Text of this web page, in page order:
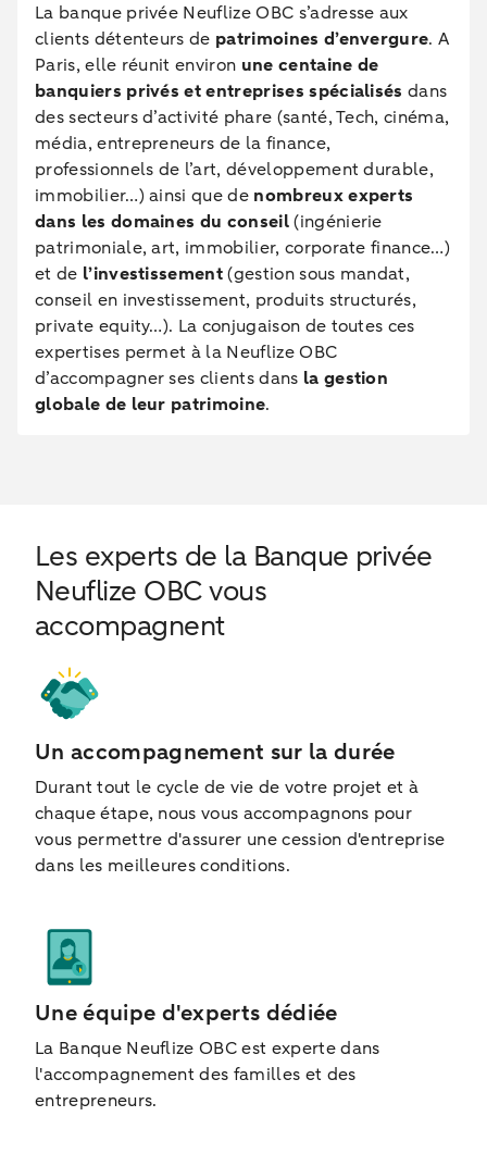
La banque privée Neuflize OBC s’adresse aux
clients détenteurs de patrimoines d’envergure. A
Paris, elle réunit environ une centaine de
banquiers privés et entreprises spécialisés dans
des secteurs d’activité phare (santé, Tech, cinéma,
média, entrepreneurs de la finance,
professionnels de l’art, développement durable,
immobilier…) ainsi que de nombreux experts
dans les domaines du conseil(ingénierie
patrimoniale, art, immobilier, corporate finance…)
et de l’investissement(gestion sous mandat,
conseil en investissement, produits structurés,
private equity…). La conjugaison de toutes ces
expertises permet à la Neuflize OBC
d’accompagner ses clients dans la gestion
globale de leur patrimoine.
Les experts de la Banque privée
Neuflize OBC vous
accompagnent
Un accompagnement sur la durée
Durant tout le cycle de vie de votre projet et à
chaque étape, nous vous accompagnons pour
vous permettre d'assurer une cession d'entreprise
dans les meilleures conditions.
Une équipe d'experts dédiée
La Banque Neuflize OBC est experte dans
l'accompagnement des familles et des
entrepreneurs.